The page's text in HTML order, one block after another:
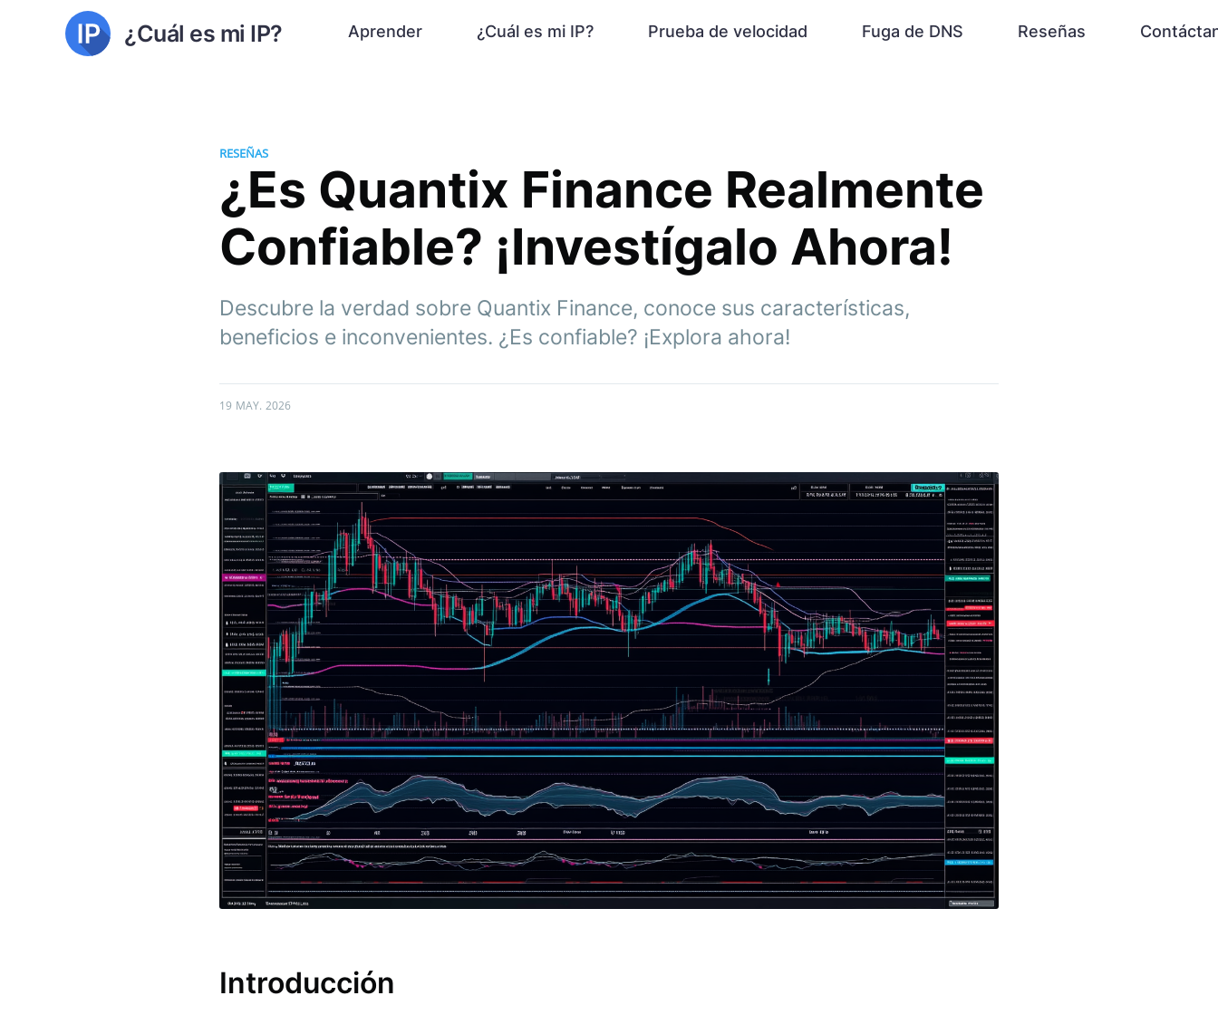
¿Cuál es mi IP? Aprender ¿Cuál es mi IP? Prueba de velocidad Fuga de DNS Reseñas
RESEÑAS
¿Es Quantix Finance Realmente
Confiable? ¡Investígalo Ahora!
Descubre la verdad sobre Quantix Finance, conoce sus características,
beneficios e inconvenientes. ¿Es confiable? ¡Explora ahora!
19 MAY. 2026
Introducción